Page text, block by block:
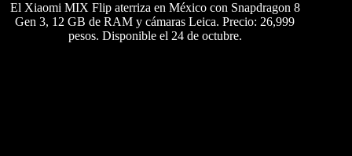
El Xiaomi MIX Flip aterriza en México con Snapdragon 8
Gen 3, 12 GB de RAM y cámaras Leica. Precio: 26,999
pesos. Disponible el 24 de octubre.